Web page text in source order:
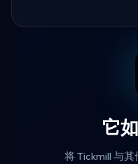
它
将 Tickmill 与其